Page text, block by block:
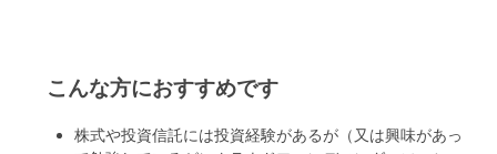
こんな方におすすめです
株式や投資信託には投資経験があるが（又は興味があっ